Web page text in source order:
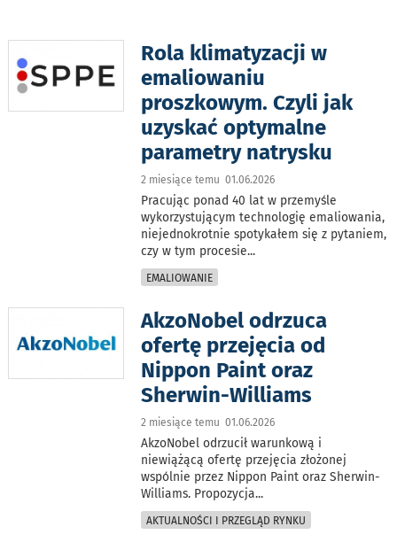
Rola klimatyzacji w
emaliowaniu
proszkowym. Czyli jak
uzyskać optymalne
parametry natrysku
2 miesiące temu 01.06.2026
Pracując ponad 40 lat w przemyśle
wykorzystującym technologię emaliowania,
niejednokrotnie spotykałem się z pytaniem,
czy w tym procesie...
EMALIOWANIE
AkzoNobel odrzuca
ofertę przejęcia od
Nippon Paint oraz
Sherwin-Williams
2 miesiące temu 01.06.2026
AkzoNobel odrzucił warunkową i
niewiążącą ofertę przejęcia złożonej
wspólnie przez Nippon Paint oraz Sherwin-
Williams. Propozycja...
AKTUALNOŚCI I PRZEGLĄD RYNKU